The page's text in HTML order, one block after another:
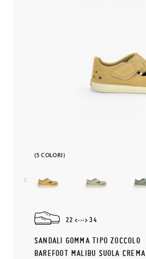
(5 COLORI)
22 34
SANDALI GOMMA TIPO ZOCCOLO
BAREFOOT MALIBU SUOLA CREMA